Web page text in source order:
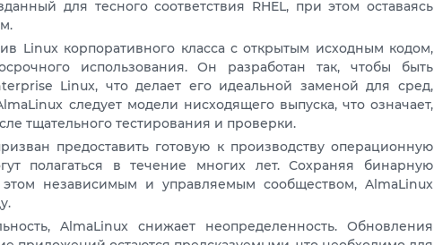
для тесного соответствия RHEL, при этом оставаясь
Linux корпоративного класса с открытым исходным кодом,
использования. Он разработан так, чтобы быть
Linux, что делает его идеальной заменой для сред,
следует модели нисходящего выпуска, что означает,
тщательного тестирования и проверки.
предоставить готовую к производству операционную
полагаться в течение многих лет. Сохраняя бинарную
этом независимым и управляемым сообществом, AlmaLinux
AlmaLinux снижает неопределенность. Обновления